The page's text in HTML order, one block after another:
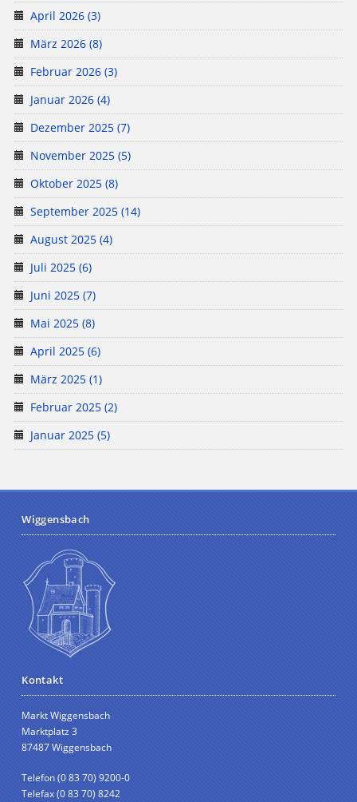
April 2026 (3)
März 2026 (8)
Februar 2026 (3)
Januar 2026 (4)
Dezember 2025 (7)
November 2025 (5)
Oktober 2025 (8)
September 2025 (14)
August 2025 (4)
Juli 2025 (6)
Juni 2025 (7)
Mai 2025 (8)
April 2025 (6)
März 2025 (1)
Februar 2025 (2)
Januar 2025 (5)
Wiggensbach
Kontakt
Markt Wiggensbach
Marktplatz 3
87487 Wiggensbach
Telefon (0 83 70) 9200-0
Telefax (0 83 70) 8242